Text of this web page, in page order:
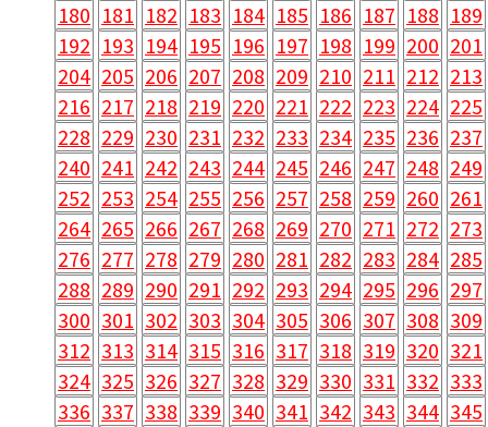
180 181 182 183 184 185 186 187 188 189
192 193 194 195 196 197 198 199 200 201
204 205 206 207 208 209 210 211 212 213
216 217 218 219 220 221 222 223 224 225
228 229 230 231 232 233 234 235 236 237
240 241 242 243 244 245 246 247 248 249
252 253 254 255 256 257 258 259 260 261
264 265 266 267 268 269 270 271 272 273
276 277 278 279 280 281 282 283 284 285
288 289 290 291 292 293 294 295 296 297
300 301 302 303 304 305 306 307 308 309
312 313 314 315 316 317 318 319 320 321
324 325 326 327 328 329 330 331 332 333
336 337 338 339 340 341 342 343 344 345